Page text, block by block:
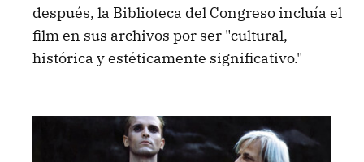
después, la Biblioteca del Congreso incluía el
film en sus archivos por ser "cultural,
histórica y estéticamente significativo."